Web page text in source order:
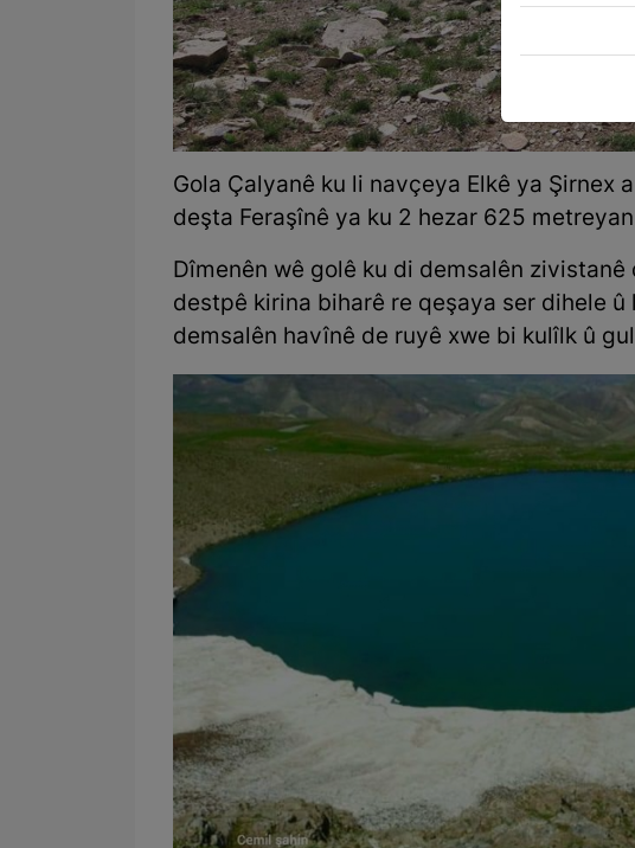
Gola Çalyanê ku li navçeya Elkê ya Şirnex
deşta Feraşînê ya ku 2 hezar 625
Dîmenên wê golê ku di demsalên
destpê kirina biharê re qeşaya ser dihele
demsalên havînê de ruyê xwe bi kulîlk û